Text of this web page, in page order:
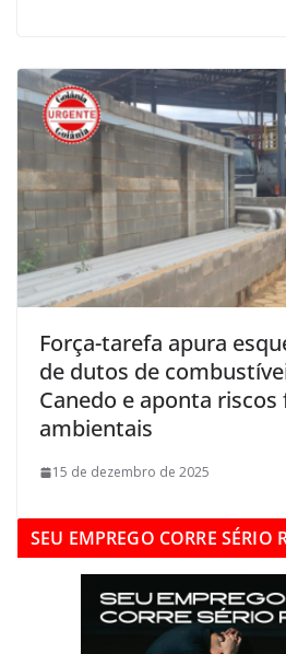
Força-tarefa apura
de dutos de
Canedo e aponta riscos
ambientais
15 de dezembro de 2025
SEU EMPREGO CORRE SÉRIO